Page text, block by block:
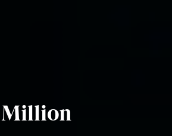
Million